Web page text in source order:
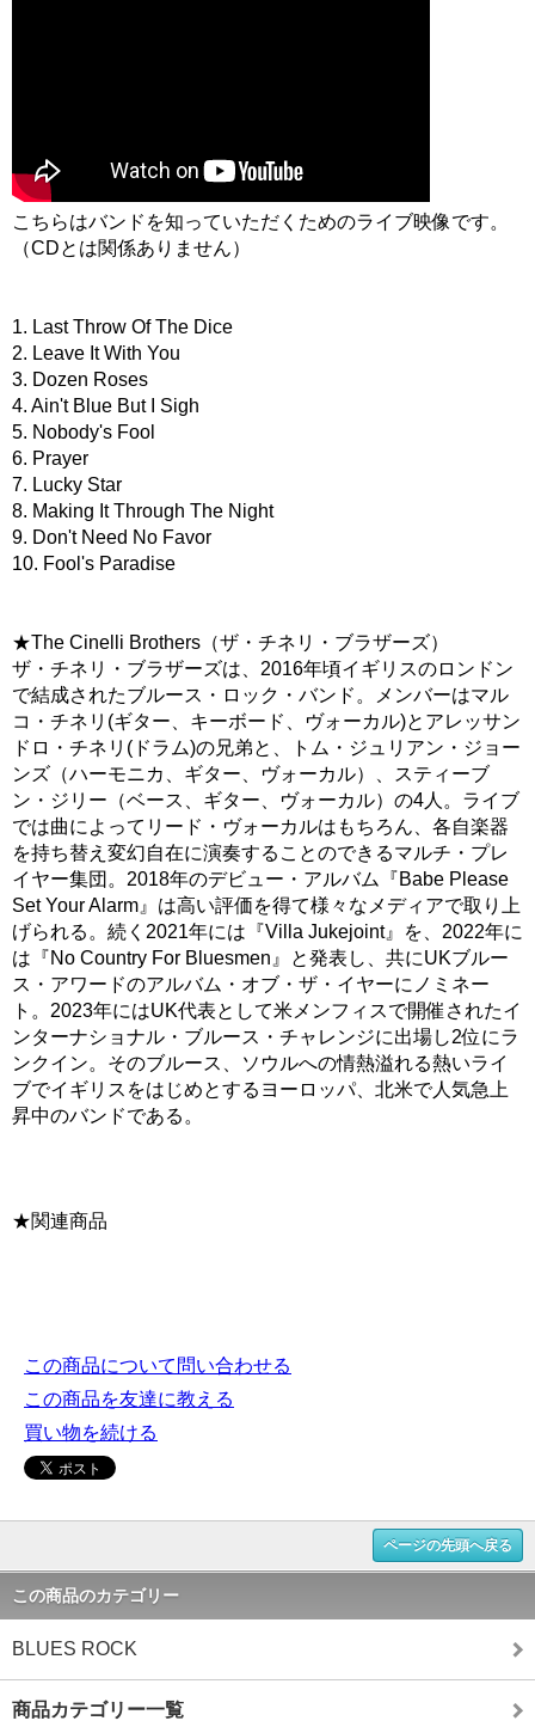
こちらはバンドを知っていただくためのライブ映像です。
（CDとは関係ありません）
1. Last Throw Of The Dice
2. Leave It With You
3. Dozen Roses
4. Ain't Blue But I Sigh
5. Nobody's Fool
6. Prayer
7. Lucky Star
8. Making It Through The Night
9. Don't Need No Favor
10. Fool's Paradise
★The Cinelli Brothers（ザ・チネリ・ブラザーズ）
ザ・チネリ・ブラザーズは、2016年頃イギリスのロンドン
で結成されたブルース・ロック・バンド。メンバーはマル
コ・チネリ(ギター、キーボード、ヴォーカル)とアレッサン
ドロ・チネリ(ドラム)の兄弟と、トム・ジュリアン・ジョー
ンズ（ハーモニカ、ギター、ヴォーカル）、スティーブ
ン・ジリー（ベース、ギター、ヴォーカル）の4人。ライブ
では曲によってリード・ヴォーカルはもちろん、各自楽器
を持ち替え変幻自在に演奏することのできるマルチ・プレ
イヤー集団。2018年のデビュー・アルバム『Babe Please
Set Your Alarm』は高い評価を得て様々なメディアで取り上
げられる。続く2021年には『Villa Jukejoint』を、2022年に
は『No Country For Bluesmen』と発表し、共にUKブルー
ス・アワードのアルバム・オブ・ザ・イヤーにノミネー
ト。2023年にはUK代表として米メンフィスで開催されたイ
ンターナショナル・ブルース・チャレンジに出場し2位にラ
ンクイン。そのブルース、ソウルへの情熱溢れる熱いライ
ブでイギリスをはじめとするヨーロッパ、北米で人気急上
昇中のバンドである。
★関連商品
この商品について問い合わせる
この商品を友達に教える
買い物を続ける
ページの先頭へ戻る
この商品のカテゴリー
BLUES ROCK
商品カテゴリー一覧